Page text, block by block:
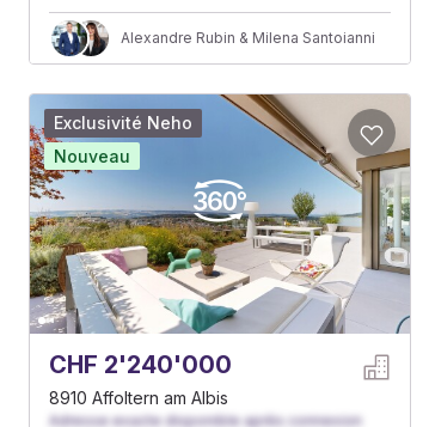
Alexandre Rubin & Milena Santoianni
CHF 2'240'000
8910 Affoltern am Albis
Adresse exacte disponible après connexion
Exclusivité Neho
Nouveau